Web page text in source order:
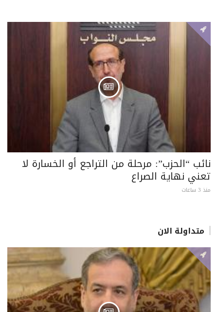
نائب “الحزب”: مرحلة من التراجع أو الخسارة لا
تعني نهاية الصراع
منذ 3 ساعات
متداولة الان